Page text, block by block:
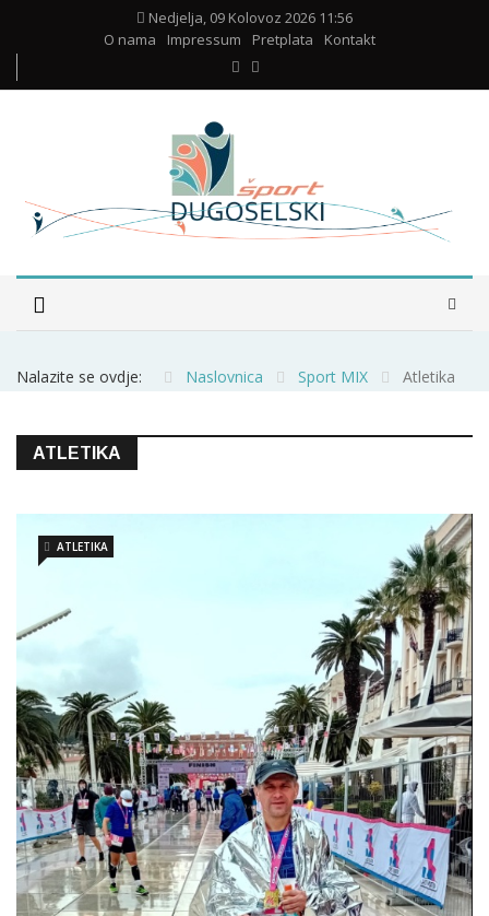
Nedjelja, 09 Kolovoz 2026 11:56
O nama
Impressum Pretplata Kontakt
Nalazite se ovdje: Naslovnica Sport MIX Atletika
ATLETIKA
ATLETIKA